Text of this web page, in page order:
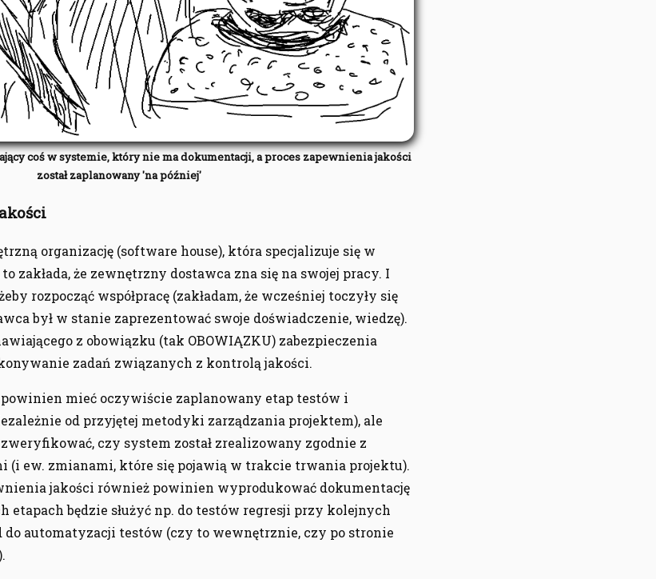
coś w systemie, który nie ma dokumentacji, a proces zapewnienia jakości
został zaplanowany 'na później'
organizację (software house), która specjalizuje się w
zakłada, że zewnętrzny dostawca zna się na swojej pracy. I
rozpocząć współpracę (zakładam, że wcześniej toczyły się
był w stanie zaprezentować swoje doświadczenie, wiedzę).
z obowiązku (tak OBOWIĄZKU) zabezpieczenia
zadań związanych z kontrolą jakości.
mieć oczywiście zaplanowany etap testów i
od przyjętej metodyki zarządzania projektem), ale
czy system został zrealizowany zgodnie z
ew. zmianami, które się pojawią w trakcie trwania projektu).
jakości również powinien wyprodukować dokumentację
etapach będzie służyć np. do testów regresji przy kolejnych
do automatyzacji testów (czy to wewnętrznie, czy po stronie